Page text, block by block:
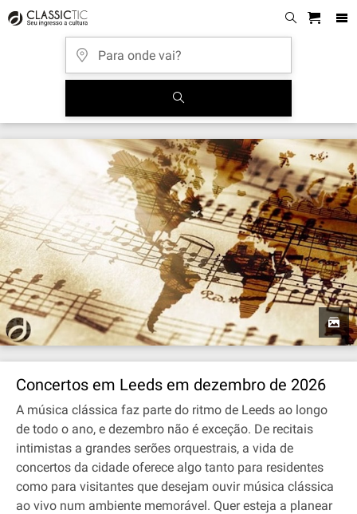
Concertos em Leeds em dezembro de 2026
A música clássica faz parte do ritmo de Leeds ao longo
de todo o ano, e dezembro não é exceção. De recitais
intimistas a grandes serões orquestrais, a vida de
concertos da cidade oferece algo tanto para residentes
como para visitantes que desejam ouvir música clássica
ao vivo num ambiente memorável. Quer esteja a planear